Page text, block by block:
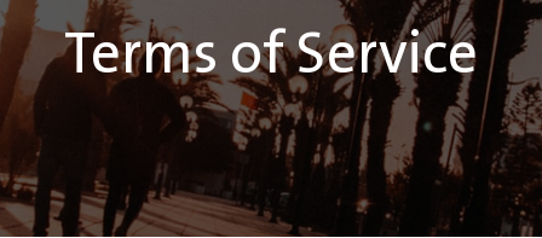
Terms of Service